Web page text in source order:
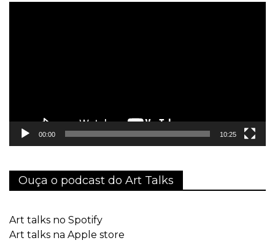
00:00 10:25
Ouça o podcast do Art Talks
Art talks no Spotify
Art talks na Apple store